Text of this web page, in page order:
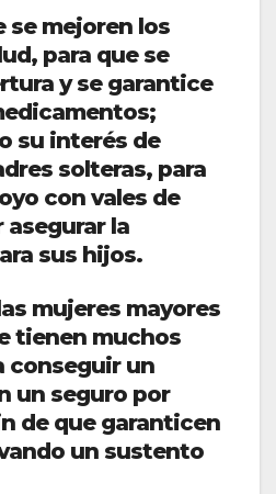
se mejoren los
para que se
y se garantice
su interés de
solteras, para
con vales de
asegurar la
sus hijos.
mujeres mayores
tienen muchos
conseguir un
un seguro por
de que garanticen
un sustento